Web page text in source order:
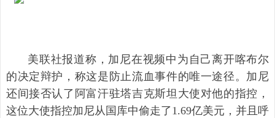
美联社报道称，加尼在视频中为自己离开喀布尔
的决定辩护，称这是防止流血事件的唯一途径。加尼
还间接否认了阿富汗驻塔吉克斯坦大使对他的指控，
这位大使指控加尼从国库中偷走了1.69亿美元，并且呼